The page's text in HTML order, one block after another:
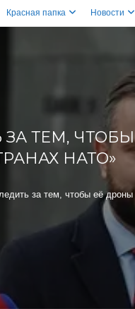
Красная папка Новости
ТЕМ,
НАТО»
за тем, чтобы её